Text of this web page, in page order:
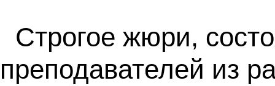
Строгое жюри,
преподавателей из